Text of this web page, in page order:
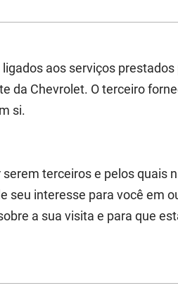
aos serviços
da Chevrolet. O terceiro
si.
terceiros e pelos
seu interesse para você em
a sua visita e para que